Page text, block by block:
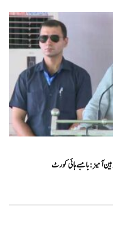
آمیز:بامبے ہائی کورٹ